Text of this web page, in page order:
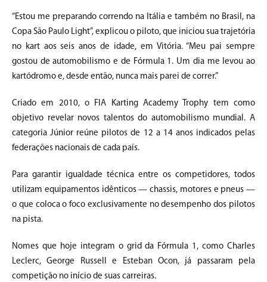
“Estou me preparando correndo na Itália e também no Brasil, na
Copa São Paulo Light”, explicou o piloto, que iniciou sua trajetória
no kart aos seis anos de idade, em Vitória. “Meu pai sempre
gostou de automobilismo e de Fórmula 1. Um dia me levou ao
kartódromo e, desde então, nunca mais parei de correr.”
Criado em 2010, o FIA Karting Academy Trophy tem como
objetivo revelar novos talentos do automobilismo mundial. A
categoria Júnior reúne pilotos de 12 a 14 anos indicados pelas
federações nacionais de cada país.
Para garantir igualdade técnica entre os competidores, todos
utilizam equipamentos idênticos — chassis, motores e pneus —
o que coloca o foco exclusivamente no desempenho dos pilotos
na pista.
Nomes que hoje integram o grid da Fórmula 1, como Charles
Leclerc, George Russell e Esteban Ocon, já passaram pela
competição no início de suas carreiras.